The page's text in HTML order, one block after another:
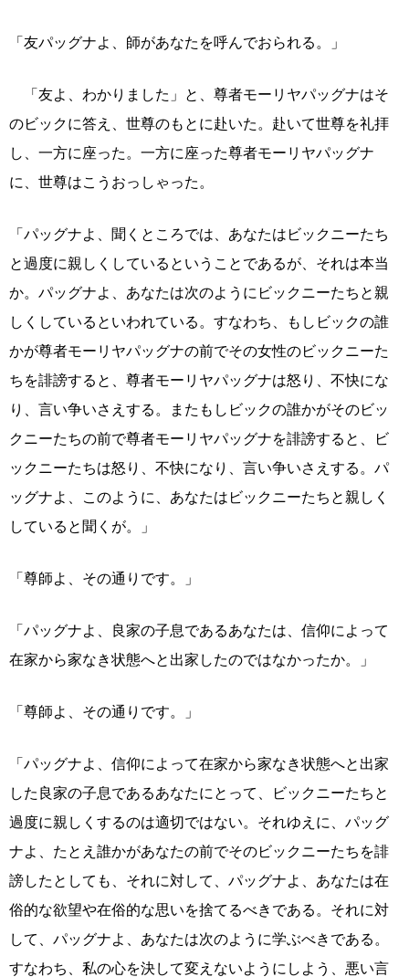
「友パッグナよ、師があなたを呼んでおられる。」
「友よ、わかりました」と、尊者モーリヤパッグナはそ
のビックに答え、世尊のもとに赴いた。赴いて世尊を礼拝
し、一方に座った。一方に座った尊者モーリヤパッグナ
に、世尊はこうおっしゃった。
「パッグナよ、聞くところでは、あなたはビックニーたち
と過度に親しくしているということであるが、それは本当
か。パッグナよ、あなたは次のようにビックニーたちと親
しくしているといわれている。すなわち、もしビックの誰
かが尊者モーリヤパッグナの前でその女性のビックニーた
ちを誹謗すると、尊者モーリヤパッグナは怒り、不快にな
り、言い争いさえする。またもしビックの誰かがそのビッ
クニーたちの前で尊者モーリヤパッグナを誹謗すると、ビ
ックニーたちは怒り、不快になり、言い争いさえする。パ
ッグナよ、このように、あなたはビックニーたちと親しく
していると聞くが。」
「尊師よ、その通りです。」
「パッグナよ、良家の子息であるあなたは、信仰によって
在家から家なき状態へと出家したのではなかったか。」
「尊師よ、その通りです。」
「パッグナよ、信仰によって在家から家なき状態へと出家
した良家の子息であるあなたにとって、ビックニーたちと
過度に親しくするのは適切ではない。それゆえに、パッグ
ナよ、たとえ誰かがあなたの前でそのビックニーたちを誹
謗したとしても、それに対して、パッグナよ、あなたは在
俗的な欲望や在俗的な思いを捨てるべきである。それに対
して、パッグナよ、あなたは次のように学ぶべきである。
すなわち、私の心を決して変えないようにしよう、悪い言